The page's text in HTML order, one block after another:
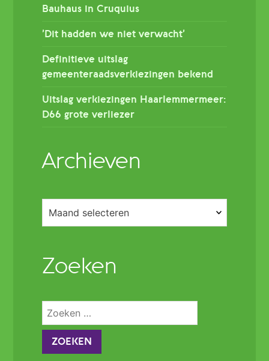
Bauhaus in Cruquius
’Dit hadden we niet verwacht’
Definitieve uitslag
gemeenteraadsverkiezingen bekend
Uitslag verkiezingen Haarlemmermeer:
D66 grote verliezer
Archieven
Archieven
Zoeken
Zoeken
naar: